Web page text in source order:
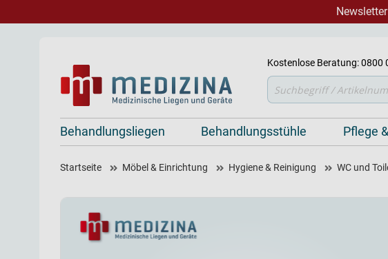
Kostenlose Beratung: 0800
Suche
Behandlungsliegen Behandlungsstühle Pflege
Startseite Möbel & Einrichtung Hygiene & Reinigung WC und